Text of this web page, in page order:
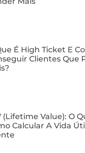
É High Ticket E
Clientes Que
(Lifetime Value): O
Calcular A Vida